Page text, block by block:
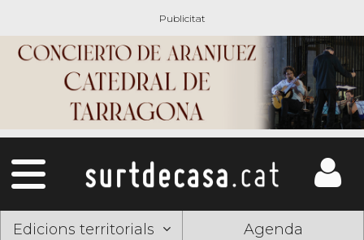
Edicions territorials Agenda